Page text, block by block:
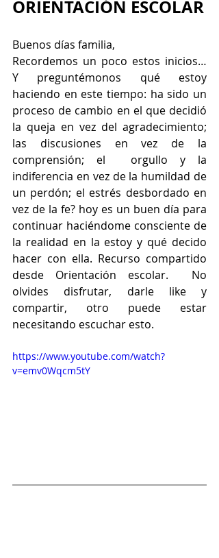
ORIENTACIÓN ESCOLAR
Buenos días familia,
Recordemos un poco estos inicios…
Y preguntémonos qué estoy
haciendo en este tiempo: ha sido un
proceso de cambio en el que decidió
la queja en vez del agradecimiento;
las discusiones en vez de la
comprensión; el  orgullo y la
indiferencia en vez de la humildad de
un perdón; el estrés desbordado en
vez de la fe? hoy es un buen día para
continuar haciéndome consciente de
la realidad en la estoy y qué decido
hacer con ella. Recurso compartido
desde Orientación escolar.  No
olvides disfrutar, darle like y
compartir, otro puede estar
necesitando escuchar esto.
https://www.youtube.com/watch?
v=emv0Wqcm5tY